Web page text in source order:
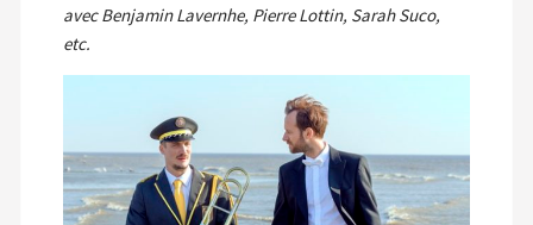
avec Benjamin Lavernhe, Pierre Lottin, Sarah Suco,
etc.